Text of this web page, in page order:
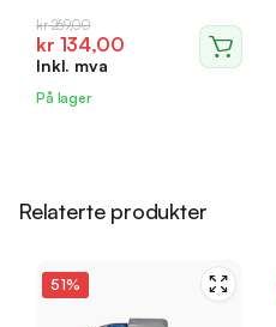
kr269,00
Opprinnelig
pris
var:
kr 269,00.
kr 134,00
Nåværende
pris
er:
kr 134,00.
Inkl. mva
På lager
Relaterte produkter
51%